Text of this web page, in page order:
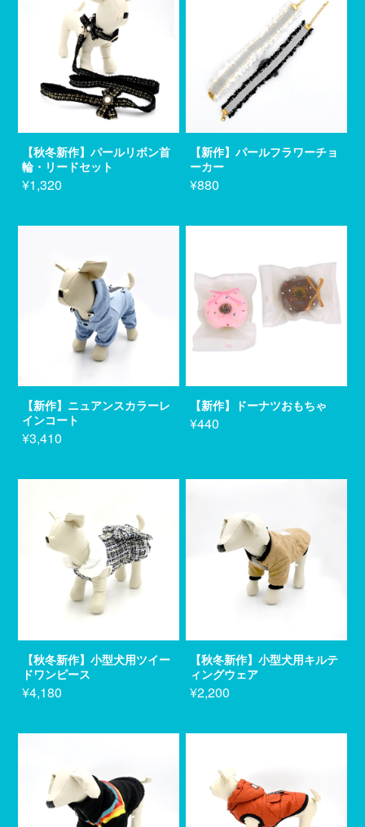
【秋冬新作】パールリボン首
輪・リードセット
¥1,320
【新作】パールフラワーチョ
ーカー
¥880
【新作】ニュアンスカラーレ
インコート
¥3,410
【新作】ドーナツおもちゃ
¥440
【秋冬新作】小型犬用ツイー
ドワンピース
¥4,180
【秋冬新作】小型犬用キルテ
ィングウェア
¥2,200